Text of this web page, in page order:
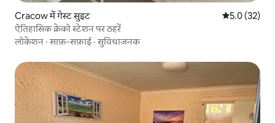
Cracow में गेस्ट सुइट औसत रेटिंग 5
5.0 (32)
ऐतिहासिक क्रेको स्टेशन पर ठहरें
लोकेशन ·साफ़-सफ़ाई·सुविधाजनक